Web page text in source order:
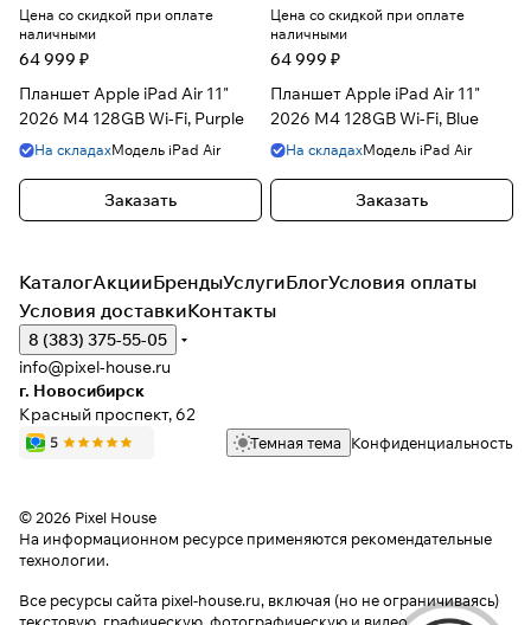
Цена со скидкой при оплате
наличными
64 999 ₽
Планшет Apple iPad Air 11"
2026 M4 128GB Wi-Fi, Purple
На складахМодель iPad Air
Заказать
Цена со скидкой при оплате
наличными
64 999 ₽
Планшет Apple iPad Air 11"
2026 M4 128GB Wi-Fi, Blue
На складахМодель iPad Air
Заказать
КаталогАкцииБрендыУслугиБлогУсловия оплаты
Условия доставкиКонтакты
8 (383) 375-55-05
info@pixel-house.ru
г. Новосибирск
Красный проспект, 62
Темная тема Конфиденциальность
© 2026 Pixel House
На информационном ресурсе применяются рекомендательные
технологии.
Все ресурсы сайта pixel-house.ru, включая (но не ограничиваясь)